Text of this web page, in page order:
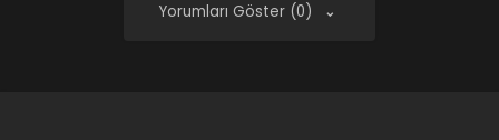
Yorumları Göster (0)